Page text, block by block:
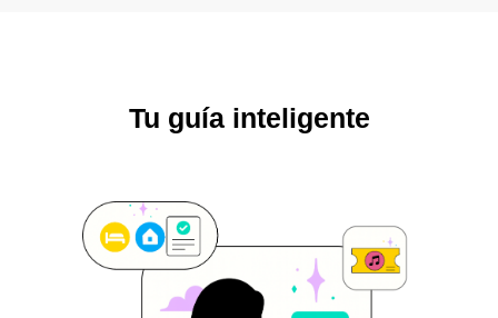
Tu guía inteligente